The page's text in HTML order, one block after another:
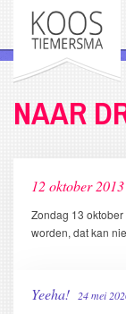
Overslaan
naar
gaan
NAAR
12 oktober 2013
Zondag 13
worden, dat kan
Yeeha! 24 mei